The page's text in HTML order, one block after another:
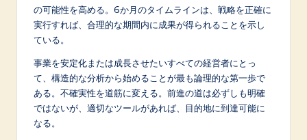
の可能性を高める。6か月のタイムラインは、戦略を正確に
実行すれば、合理的な期間内に成果が得られることを示し
ている。
事業を安定化または成長させたいすべての経営者にとっ
て、構造的な分析から始めることが最も論理的な第一歩で
ある。不確実性を道筋に変える。前進の道は必ずしも明確
ではないが、適切なツールがあれば、目的地に到達可能に
なる。